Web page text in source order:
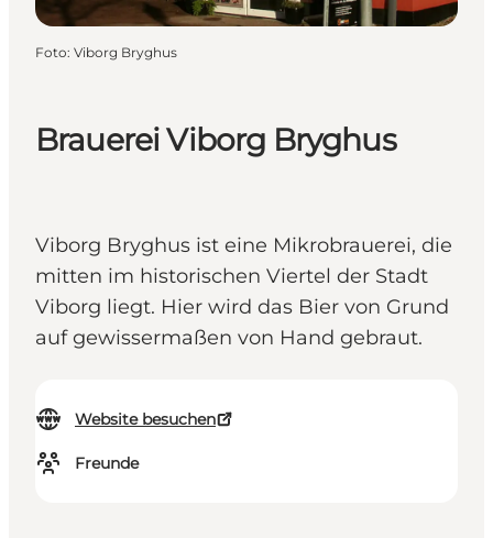
Brauerei Viborg Bryghus
Viborg Bryghus ist eine Mikrobrauerei, die
mitten im historischen Viertel der Stadt
Viborg liegt. Hier wird das Bier von Grund
auf gewissermaßen von Hand gebraut.
Website besuchen
Freunde
Foto: Viborg Bryghus